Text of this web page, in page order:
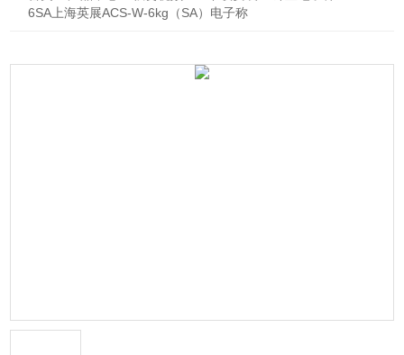
6SA上海英展ACS-W-6kg（SA）电子称